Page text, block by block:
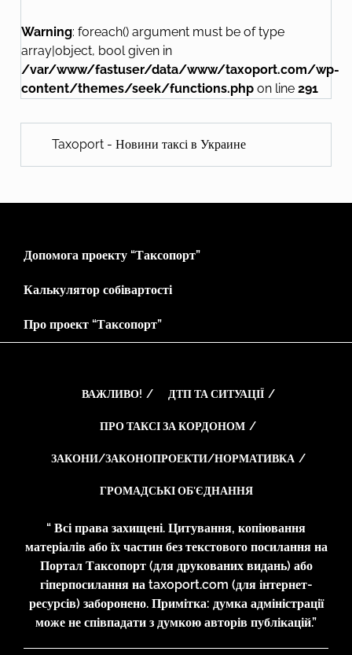
Warning: foreach() argument must be of type
array|object, bool given in
/var/www/fastuser/data/www/taxoport.com/wp-
content/themes/seek/functions.php on line291
Taxoport - Новини таксі в Украине
Допомога проекту “Таксопорт”
Калькулятор собівартості
Про проект “Таксопорт”
ВАЖЛИВО! ДТП ТА СИТУАЦІЇ
ПРО ТАКСІ ЗА КОРДОНОМ
ЗАКОНИ/ЗАКОНОПРОЕКТИ/НОРМАТИВКА
ГРОМАДСЬКІ ОБ’ЄДНАННЯ
“ Всі права захищені. Цитування, копіювання
матеріалів або їх частин без текстового посилання на
Портал Таксопорт (для друкованих видань) або
гіперпосилання на taxoport.com (для інтернет-
ресурсів) заборонено. Примітка: думка адміністрації
може не співпадати з думкою авторів публікацій.”